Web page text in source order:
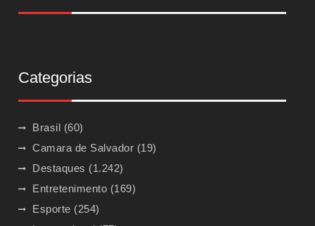
Categorias
Brasil (60)
Camara de Salvador (19)
Destaques (1.242)
Entretenimento (169)
Esporte (254)